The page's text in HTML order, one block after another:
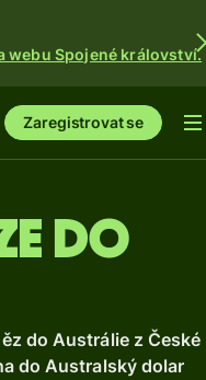
webu Spojené království.
Zaregistrovat se
do
do Austrálie z České
do Australský dolar